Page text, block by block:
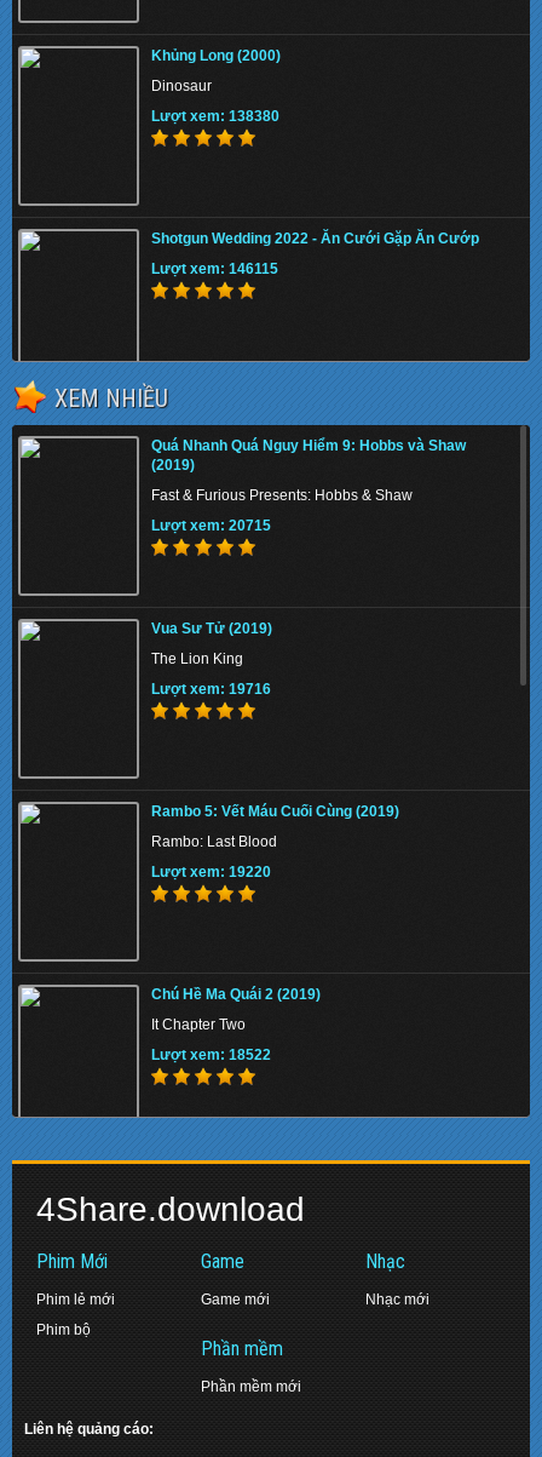
Khủng Long (2000)
Dinosaur
Lượt xem: 138380
Shotgun Wedding 2022 - Ăn Cưới Gặp Ăn Cướp
Lượt xem: 146115
The Tiger Rising 2022 - Con Cọp Trỗi Dậy
Lượt xem: 158208
The Union 2024 - Liên minh tuyệt mật
Lượt xem: 138874
Thiên Nga Bóng Đêm S01 2022 - Eve
Lượt xem: 155474
Memory 2022 - Hồi Ức Sát Thủ
Lượt xem: 149775
Pinocchio 2022 - Cậu Bé Người Gỗ
XEM NHIỀU
Quá Nhanh Quá Nguy Hiểm 9: Hobbs và Shaw
(2019)
Fast & Furious Presents: Hobbs & Shaw
Lượt xem: 20715
Vua Sư Tử (2019)
The Lion King
Lượt xem: 19716
Rambo 5: Vết Máu Cuối Cùng (2019)
Rambo: Last Blood
Lượt xem: 19220
Chú Hề Ma Quái 2 (2019)
It Chapter Two
Lượt xem: 18522
Avengers: Endgame
Diệp Vấn 2: Tôn Sư Truyền Kỳ (2010)
Ip Man 2: Legend of the Grandmaster
4Share.download
Phim Mới
Phim lẻ mới
Phim bộ
Game
Game mới
Phần mềm
Phần mềm mới
Nhạc
Nhạc mới
Liên hệ quảng cáo: